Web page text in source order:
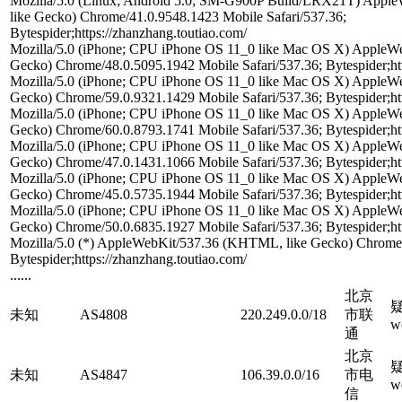
like Gecko) Chrome/41.0.9548.1423 Mobile Safari/537.36;
Bytespider;https://zhanzhang.toutiao.com/
Mozilla/5.0 (iPhone; CPU iPhone OS 11_0 like Mac OS X)
Gecko) Chrome/48.0.5095.1942 Mobile Safari/537.36;
Mozilla/5.0 (iPhone; CPU iPhone OS 11_0 like Mac OS X)
Gecko) Chrome/59.0.9321.1429 Mobile Safari/537.36;
Mozilla/5.0 (iPhone; CPU iPhone OS 11_0 like Mac OS X)
Gecko) Chrome/60.0.8793.1741 Mobile Safari/537.36;
Mozilla/5.0 (iPhone; CPU iPhone OS 11_0 like Mac OS X)
Gecko) Chrome/47.0.1431.1066 Mobile Safari/537.36;
Mozilla/5.0 (iPhone; CPU iPhone OS 11_0 like Mac OS X)
Gecko) Chrome/45.0.5735.1944 Mobile Safari/537.36;
Mozilla/5.0 (iPhone; CPU iPhone OS 11_0 like Mac OS X)
Gecko) Chrome/50.0.6835.1927 Mobile Safari/537.36;
Mozilla/5.0 (*) AppleWebKit/537.36 (KHTML, like Gecko)
Bytespider;https://zhanzhang.toutiao.com/
......
未知 AS4808 220.249.0.0/18
北京
市联
通
未知 AS4847 106.39.0.0/16
北京
市电
信